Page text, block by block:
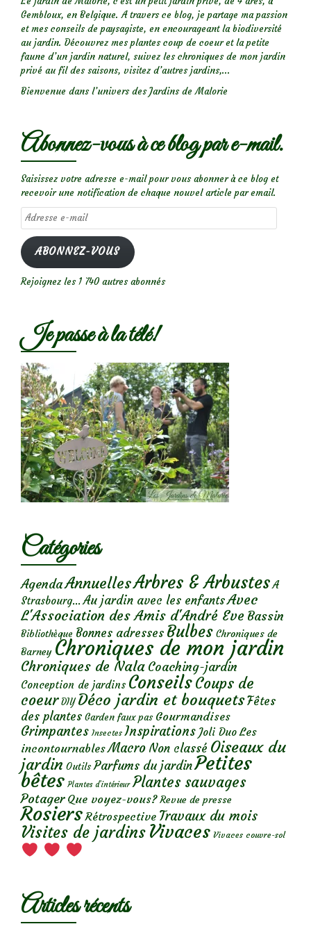
Gembloux, en Belgique. A travers ce blog, je partage ma passion
et mes conseils de paysagiste, en encourageant la biodiversité
au jardin. Découvrez mes plantes coup de coeur et la petite
faune d’un jardin naturel, suivez les chroniques de mon jardin
privé au fil des saisons, visitez d’autres jardins,...
Bienvenue dans l’univers des Jardins de Malorie
Abonnez-vous à ce blog par e-mail.
Saisissez votre adresse e-mail pour vous abonner à ce blog et
recevoir une notification de chaque nouvel article par email.
Adresse
e-
mail
ABONNEZ-VOUS
Rejoignez les 1 740 autres abonnés
Je passe à la télé!
Catégories
AgendaAnnuellesArbres & Arbustes A
Strasbourg... Au jardin avec les enfantsAvec
L'Association des Amis d'André Eve Bassin
Bibliothèque Bonnes adresses Bulbes Chroniques de
Barney Chroniques de mon jardin
Chroniques de Nala Coaching-jardin
Conception de jardins ConseilsCoups de
coeur DIY Déco jardin et bouquetsFêtes
des plantes Garden faux pas Gourmandises
Grimpantes Insectes Inspirations Joli Duo Les
incontournables Macro Non classé Oiseaux du
jardin Outils Parfums du jardinPetites
bêtes Plantes d’intérieur Plantes sauvages
Potager Que voyez-vous? Revue de presse
Rosiers Rétrospective Travaux du mois
Visites de jardins Vivaces Vivaces couvre-sol
Articles récents